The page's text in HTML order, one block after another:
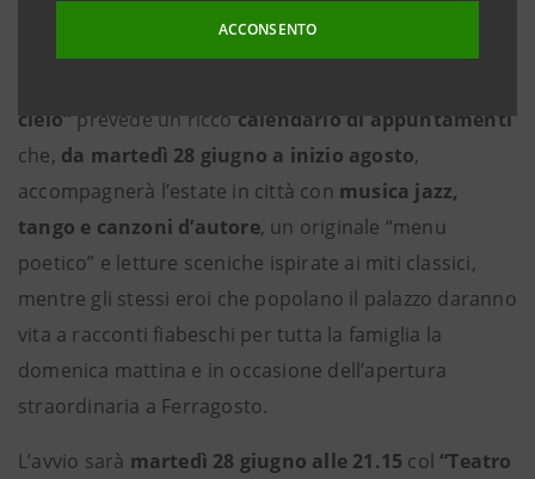
ACCONSENTO
cielo”prevede un riccocalendario di appuntamenti
che, da martedì 28 giugno a inizio agosto,
accompagnerà l’estate in città con musica jazz,
tango e canzoni d’autore, un originale “menu
poetico” e letture sceniche ispirate ai miti classici,
mentre gli stessi eroi che popolano il palazzo daranno
vita a racconti fiabeschi per tutta la famiglia la
domenica mattina e in occasione dell’apertura
straordinaria a Ferragosto.
L’avvio sarà martedì 28 giugno alle 21.15 col“Teatro